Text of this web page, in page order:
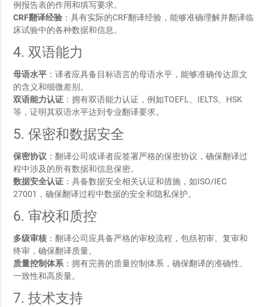
例报告表的作用和填写要求。
CRF翻译经验 ：具有实际的CRF翻译经验，能够准确理解并翻译临
床试验中的各种数据和信息。
4. 双语能力
母语水平 ：译者应具备目标语言的母语水平，能够准确传达原文
的含义和细微差别。
双语能力认证 ：拥有双语能力认证，例如TOEFL、IELTS、HSK
等，证明其双语水平达到专业翻译要求。
5. 保密和数据安全
保密协议 ：翻译公司或译者应签署严格的保密协议，确保翻译过
程中涉及的所有数据和信息保密。
数据安全认证 ：具备数据安全相关认证和措施，如ISO/IEC
27001，确保翻译过程中数据的安全和隐私保护。
6. 审校和质控
多级审核 ：翻译公司应具备严格的审校流程，包括初审、复审和
终审，确保翻译质量。
质量控制体系：拥有完善的质量控制体系，确保翻译的准确性、
一致性和高质量。
7. 技术支持